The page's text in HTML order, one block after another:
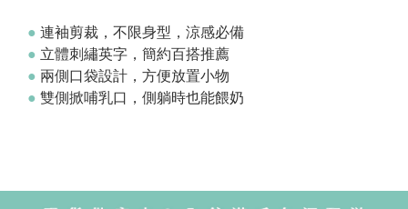
● 連袖剪裁，不限身型，涼感必備
● 立體刺繡英字，簡約百搭推薦
● 兩側口袋設計，方便放置小物
● 雙側掀哺乳口，側躺時也能餵奶